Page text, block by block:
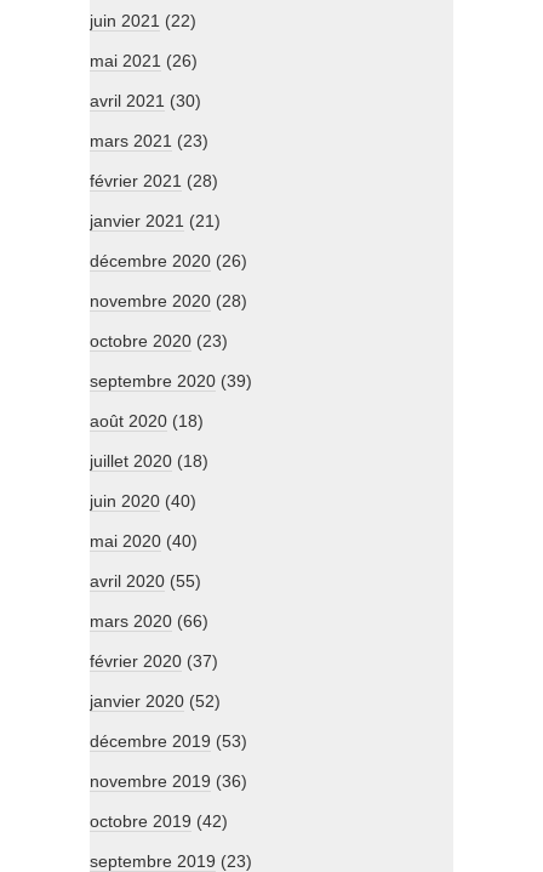
juin 2021 (22)
mai 2021 (26)
avril 2021 (30)
mars 2021 (23)
février 2021 (28)
janvier 2021 (21)
décembre 2020 (26)
novembre 2020 (28)
octobre 2020 (23)
septembre 2020 (39)
août 2020 (18)
juillet 2020 (18)
juin 2020 (40)
mai 2020 (40)
avril 2020 (55)
mars 2020 (66)
février 2020 (37)
janvier 2020 (52)
décembre 2019 (53)
novembre 2019 (36)
octobre 2019 (42)
septembre 2019 (23)